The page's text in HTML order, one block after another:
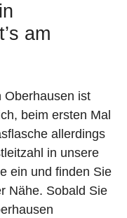
am
Oberhausen ist
beim ersten Mal
allerdings
in unsere
ein und finden Sie
Nähe. Sobald Sie